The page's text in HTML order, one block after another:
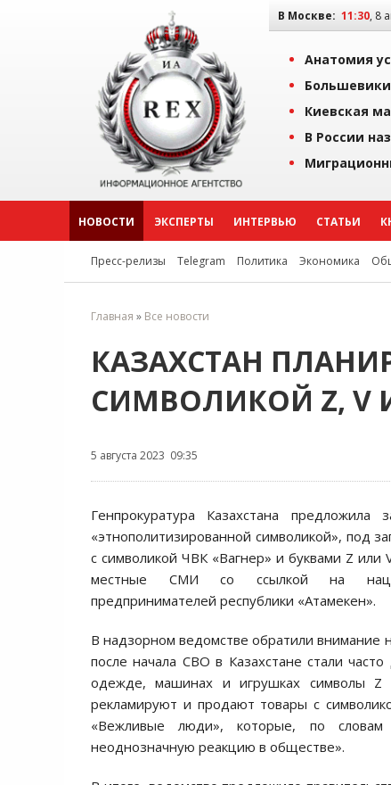
В Москве: 11:30, 8
Анатомия
Киевская
В России
НОВОСТИ ЭКСПЕРТЫ ИНТЕРВЬЮ СТАТЬИ
Пресс-релизы Telegram Политика Экономика
Главная » Все новости
КАЗАХСТАН
СИМВОЛИКОЙ Z, V
5 августа 2023 09:35
Генпрокуратура Казахстана предложила
«этнополитизированной символикой», под
с символикой ЧВК «Вагнер» и буквами Z
местные СМИ со ссылкой на
предпринимателей республики «Атамекен».
В надзорном ведомстве обратили внимание
после начала СВО в Казахстане стали
одежде, машинах и игрушках символы Z
рекламируют и продают товары с
«Вежливые люди», которые, по словам
неоднозначную реакцию в обществе».